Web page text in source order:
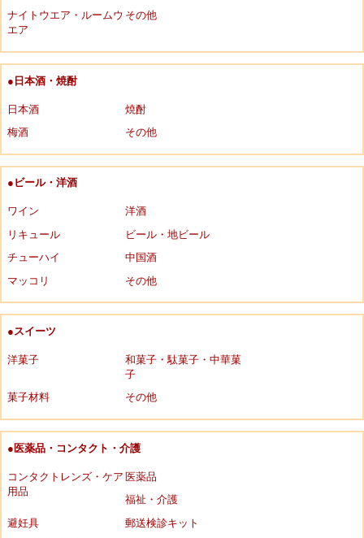
ナイトウエア・ルームウ
エア
その他
●日本酒・焼酎
日本酒
焼酎
梅酒
その他
●ビール・洋酒
ワイン
洋酒
リキュール
ビール・地ビール
チューハイ
中国酒
マッコリ
その他
●スイーツ
洋菓子
和菓子・駄菓子・中華菓
子
菓子材料
その他
●医薬品・コンタクト・介護
コンタクトレンズ・ケア
用品
医薬品
福祉・介護
避妊具
郵送検診キット